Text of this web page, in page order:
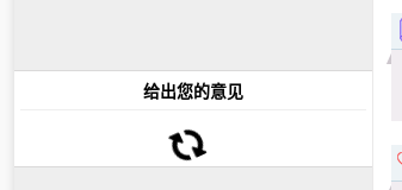
给出您的意见